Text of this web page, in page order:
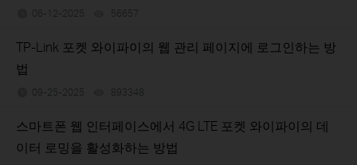
06-12-2025 56657
TP-Link 포켓 와이파이의 웹 관리 페이지에 로그인하는 방
법
09-25-2025 893348
스마트폰 웹 인터페이스에서 4G LTE 포켓 와이파이의 데
이터 로밍을 활성화하는 방법